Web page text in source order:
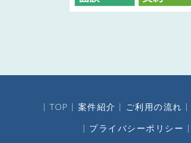
TOP 案件紹介 ご利用の流れ
プライバシーポリシー